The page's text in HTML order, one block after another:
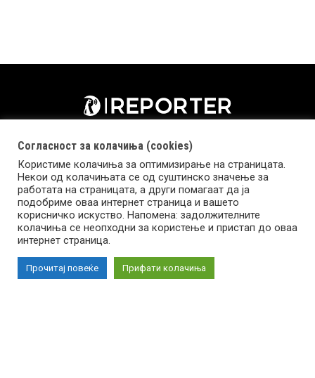
Copyright © 2026 Reporter.mk | Member of Clip Media Group
Маркетинг Контакт Услови за користење
Согласност за колачиња (cookies)
Користиме колачиња за оптимизирање на страницата.
Некои од колачињата се од суштинско значење за
работата на страницата, а други помагаат да ја
подобриме оваа интернет страница и вашето
корисничко искуство. Напомена: задолжителните
колачиња се неопходни за користење и пристап до оваа
интернет страница.
Прочитај повеќе Прифати колачиња